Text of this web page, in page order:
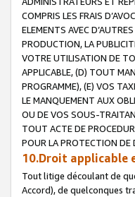
COMPRIS LES FRAIS
ELEMENTS AVEC
PRODUCTION, LA
VOTRE UTILISATION DE
APPLICABLE, (D) TOUT
PROGRAMME), (E) VOS
LE MANQUEMENT AUX
OU DE VOS SOUS-
TOUT ACTE DE
POUR LA PROTECTION DE
10.Droit applicable
Tout litige découlant de
Accord), de quelconques